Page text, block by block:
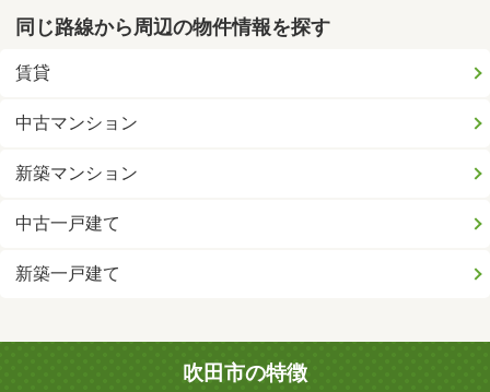
同じ路線から周辺の物件情報を探す
賃貸
中古マンション
新築マンション
中古一戸建て
新築一戸建て
吹田市の特徴